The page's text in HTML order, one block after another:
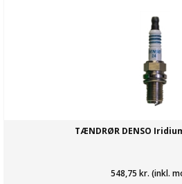
TÆNDRØR DENSO
548,75 kr. (inkl.